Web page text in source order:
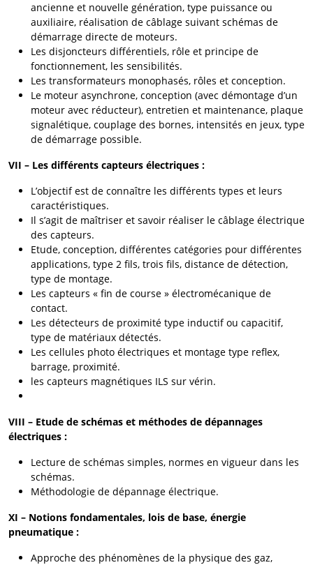
ancienne et nouvelle génération, type puissance ou
auxiliaire, réalisation de câblage suivant schémas de
démarrage directe de moteurs.
Les disjoncteurs différentiels, rôle et principe de
fonctionnement, les sensibilités.
Les transformateurs monophasés, rôles et conception.
Le moteur asynchrone, conception (avec démontage d’un
moteur avec réducteur), entretien et maintenance, plaque
signalétique, couplage des bornes, intensités en jeux, type
de démarrage possible.
VII – Les différents capteurs électriques :
L’objectif est de connaître les différents types et leurs
caractéristiques.
Il s’agit de maîtriser et savoir réaliser le câblage électrique
des capteurs.
Etude, conception, différentes catégories pour différentes
applications, type 2 fils, trois fils, distance de détection,
type de montage.
Les capteurs « fin de course » électromécanique de
contact.
Les détecteurs de proximité type inductif ou capacitif,
type de matériaux détectés.
Les cellules photo électriques et montage type reflex,
barrage, proximité.
les capteurs magnétiques ILS sur vérin.
VIII – Etude de schémas et méthodes de dépannages
électriques :
Lecture de schémas simples, normes en vigueur dans les
schémas.
Méthodologie de dépannage électrique.
XI – Notions fondamentales, lois de base, énergie
pneumatique :
Approche des phénomènes de la physique des gaz,